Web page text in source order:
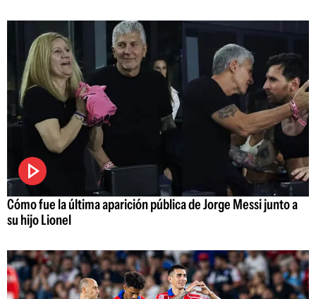
Cómo fue la última aparición pública de Jorge Messi junto a
su hijo Lionel